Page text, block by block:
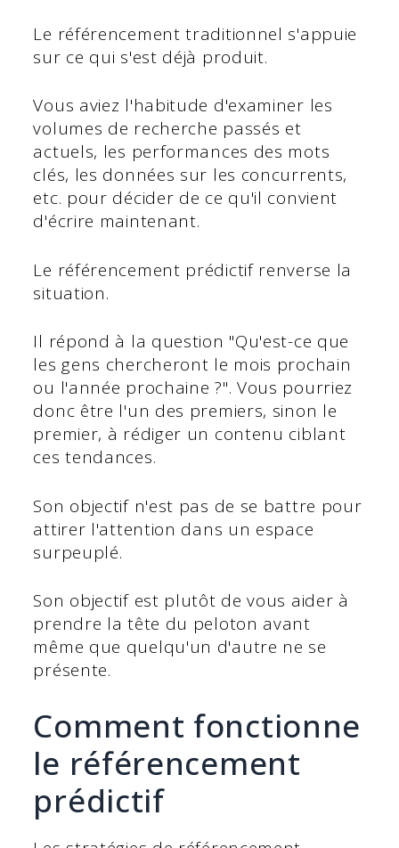
Le référencement traditionnel s'appuie
sur ce qui s'est déjà produit.
Vous aviez l'habitude d'examiner les
volumes de recherche passés et
actuels, les performances des mots
clés, les données sur les concurrents,
etc. pour décider de ce qu'il convient
d'écrire maintenant.
Le référencement prédictif renverse la
situation.
Il répond à la question "Qu'est-ce que
les gens chercheront le mois prochain
ou l'année prochaine ?". Vous pourriez
donc être l'un des premiers, sinon le
premier, à rédiger un contenu ciblant
ces tendances.
Son objectif n'est pas de se battre pour
attirer l'attention dans un espace
surpeuplé.
Son objectif est plutôt de vous aider à
prendre la tête du peloton avant
même que quelqu'un d'autre ne se
présente.
Comment fonctionne
le référencement
prédictif